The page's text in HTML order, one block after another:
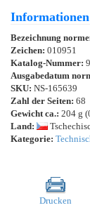
Bezeichnung
Zeichen: 010951
Katalog-Nummer:
Ausgabedatum
SKU: NS-165639
Zahl der Seiten: 68
Gewicht ca.: 204 g
Land:
Kategorie:
Drucken